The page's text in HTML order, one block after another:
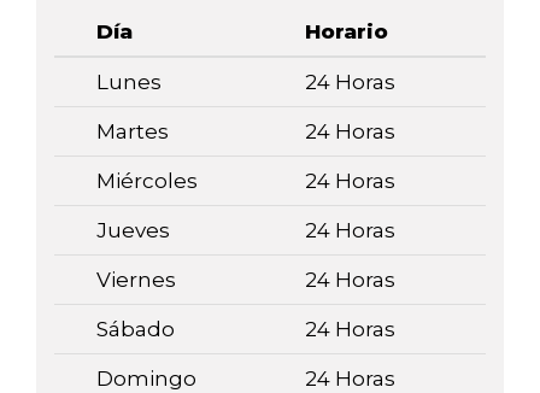
Día Horario
Lunes 24 Horas
Martes 24 Horas
Miércoles 24 Horas
Jueves 24 Horas
Viernes 24 Horas
Sábado 24 Horas
Domingo 24 Horas